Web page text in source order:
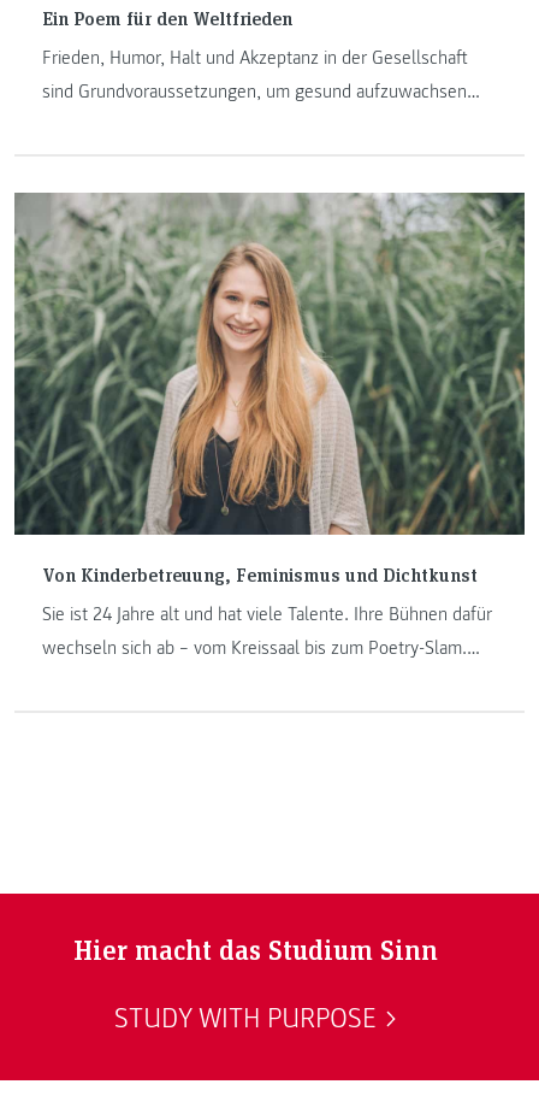
Ein Poem für den Weltfrieden
Frieden, Humor, Halt und Akzeptanz in der Gesellschaft
sind Grundvoraussetzungen, um gesund aufzuwachsen
eines Kreativtrainings im Wahlpflichtfach Psychiatrie einen
Slam zu einem aktuellen Gesundheitsthema.
Von Kinderbetreuung, Feminismus und Dichtkunst
Sie ist 24 Jahre alt und hat viele Talente. Ihre Bühnen dafür
wechseln sich ab – vom Kreissaal bis zum Poetry-Slam.
Hier macht das Studium Sinn
STUDY WITH PURPOSE